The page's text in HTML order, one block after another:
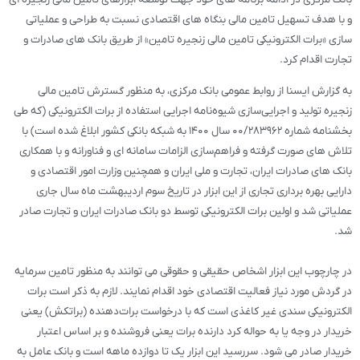
و با هدف تسهیل تامین مالی بنگاه های اقتصادی نسبت به طراحی و عملیاتی
سازی «برات الکترونیکی تامین مالی زنجیره تامین» از طریق بانک های صادرات و
تجارت اقدام کرد.
به گزارش ایسنا از روابط عمومی بانک مرکزی، به منظور گسترش تامین مالی
زنجیره تولید و اجرایی‌سازی شیوه‌نامه اجرایی استفاده از برات الکترونیکی (که طی
بخشنامه شماره ۲۸۳۹۶۲‌‏/۰۰ سال ۱۴۰۰ به شبکه بانکی کشور ابلاغ شده است) با
تلاش های صورت گرفته و فراهم‌سازی الزامات سامانه ای و فناورانه و با همکاری
بانک های صادرات ایران، تجارت و ملی ایران و همچنین وزارت امور اقتصادی و
دارایی بهره برداری تجاری از این ابزار در تاریخ سوم اردیبهشت ماه سال جاری
عملیاتی شد و اولین برات الکترونیکی توسط دو بانک صادرات ایران و تجارت صادر
شد.
در چارچوب این ابزار اشخاص حقیقی و حقوقی می توانند به منظور تامین سرمایه
در گردش مورد نیاز فعالیت اقتصادی خود اقدام نمایند. لازم به ذکر است برات
الکترونیکی سندی غیر کاغذی است که با درخواست برات‌دهنده (براتکش) یعنی
خریدار در وجه یا به حواله کرد دارنده برات یعنی فروشنده و بر اساس اعتبار
خریدار صادر می شود. سررسید این ابزار یک تا دوازده ماهه است و بانک عامل به